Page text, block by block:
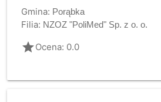
Gmina: Porąbka
Filia: NZOZ "PoliMed" Sp. z o. o.
gradeOcena: 0.0